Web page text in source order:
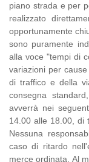
piano strada e per
realizzato
opportunamente
sono puramente
alla voce "tempi di
variazioni per
di traffico e della
consegna
avverrà nei
14.00 alle 18.00, di
Nessuna
caso di ritardo
merce ordinata. Al